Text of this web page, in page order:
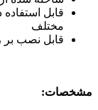
قابل
مختلف
قابل نصب بر
مشخصات: